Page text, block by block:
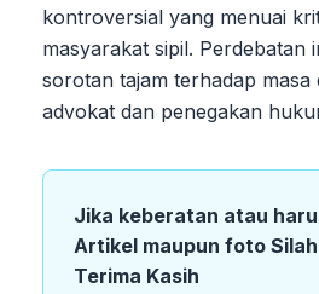
kontroversial yang menuai
masyarakat sipil. Perdebatan
sorotan tajam terhadap masa
advokat dan penegakan
Jika keberatan atau
Artikel maupun foto
Terima Kasih